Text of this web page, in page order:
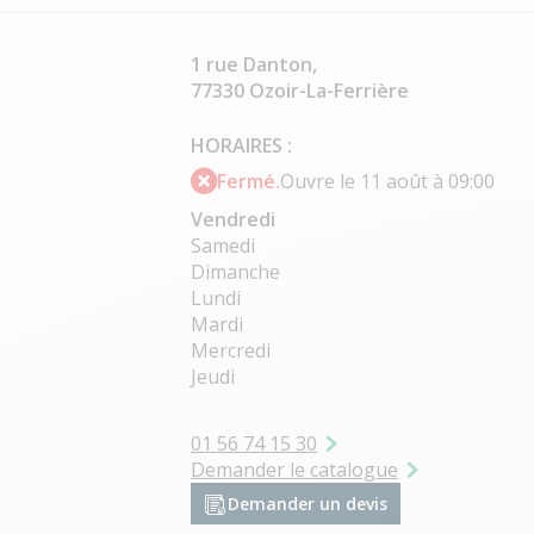
1 rue Danton,
77330 Ozoir-La-Ferrière
HORAIRES :
Fermé.Ouvre le 11 août à 09:00
Vendredi
Samedi
Dimanche
Lundi
Mardi
Mercredi
Jeudi
01 56 74 15 30
Demander le catalogue
Demander un devis